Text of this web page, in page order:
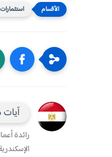
رائدة